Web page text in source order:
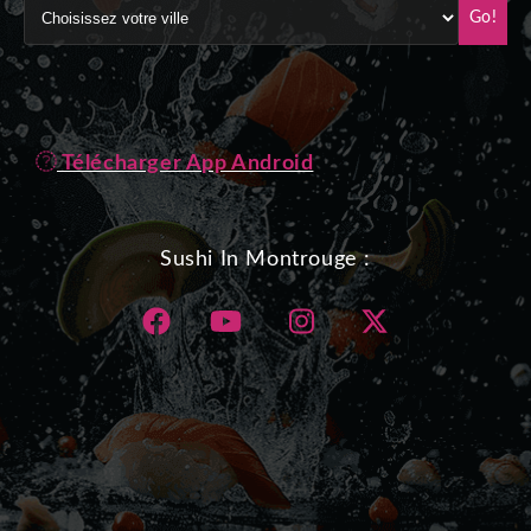
Go!
Télécharger App Android
Sushi In Montrouge :